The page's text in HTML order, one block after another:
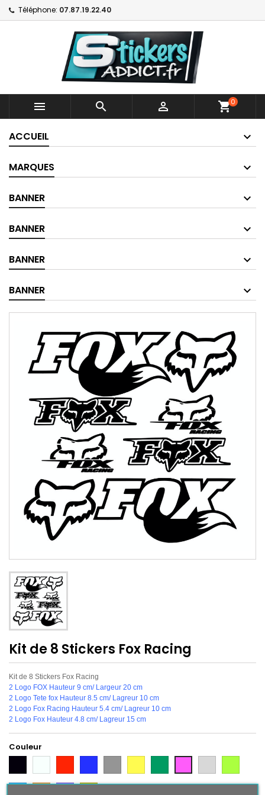
Téléphone: 07.87.19.22.40
   shopping_cart0
ACCUEIL
MARQUES
BANNER
BANNER
BANNER
BANNER
Kit de 8 Stickers Fox Racing
Kit de 8 Stickers Fox Racing
2 Logo FOX Hauteur 9 cm/ Largeur 20 cm
2 Logo Tete fox Hauteur 8.5 cm/ Lagreur 10 cm
2 Logo Fox Racing Hauteur 5.4 cm/ Lagreur 10 cm
2 Logo Fox Hauteur 4.8 cm/ Lagreur 15 cm
Couleur
ArgentCitron
Bleu
OrangeVioletGold